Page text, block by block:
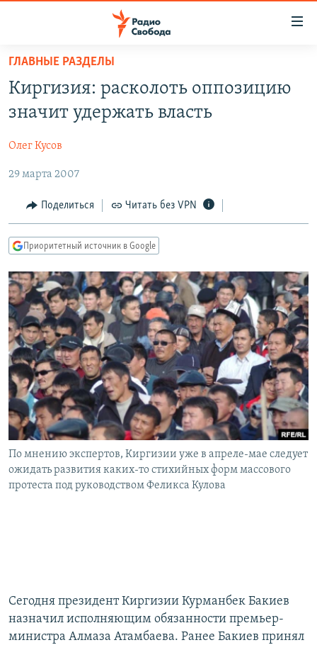
упрощенного
доступа
основному
Вернутся
главной
навигации
Вернутся
поиску
ПОДКАСТЫ
АВТОРСКИЕ ПРОЕКТЫ
ЦИТАТЫ СВОБОДЫ
МНЕНИЯ
КУЛЬТУРА
IDEL.РЕАЛИИ
КАВКАЗ.РЕАЛИИ
СЕВЕР.РЕАЛИИ
СИБИРЬ.РЕАЛИИ
РАСПИСАНИЕ ВЕЩАНИЯ
ПОДПИШИТЕСЬ НА РАССЫЛКУ
СОЦИАЛЬНЫЕ СЕТИ
Все сайты РСЕ/РС
ГЛАВНЫЕ РАЗДЕЛЫ
Киргизия: расколоть оппозицию
значит удержать власть
Олег Кусов
29 марта 2007
Поделиться Читать без VPN
Приоритетный источник в Google
По мнению экспертов, Киргизии уже в апреле-мае следует
ожидать развития каких-то стихийных форм массового
протеста под руководством Феликса Кулова
Сегодня президент Киргизии Курманбек Бакиев
назначил исполняющим обязанности премьер-
министра Алмаза Атамбаева. Ранее Бакиев принял